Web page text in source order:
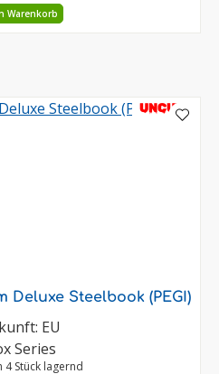
Warenkorb
UNCUT
Deluxe Steelbook (PEGI)
EU
Series
4 Stück lagernd